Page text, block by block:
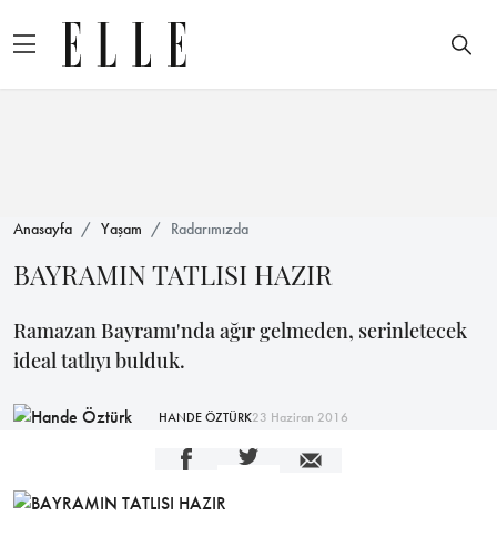
Anasayfa Yaşam Radarımızda
BAYRAMIN TATLISI HAZIR
Ramazan Bayramı'nda ağır gelmeden, serinletecek
ideal tatlıyı bulduk.
HANDE ÖZTÜRK23 Haziran 2016